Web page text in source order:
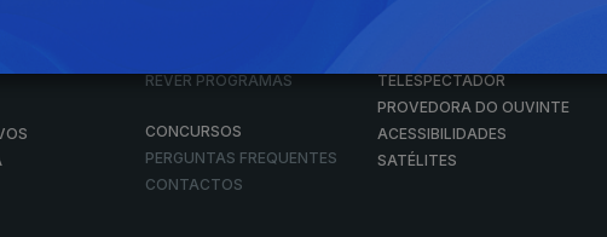
REVER PROGRAMAS
CONCURSOS
PERGUNTAS FREQUENTES
CONTACTOS
TELESPECTADOR
PROVEDORA DO OUVINTE
ACESSIBILIDADES
SATÉLITES